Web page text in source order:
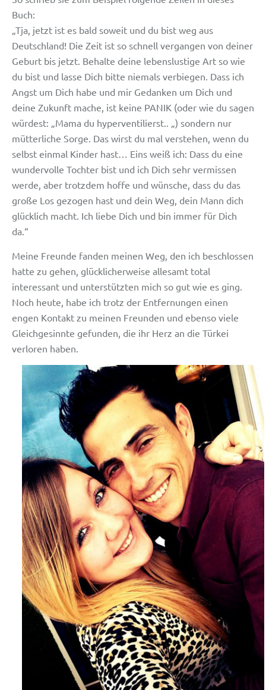
Buch:
„Tja, jetzt ist es bald soweit und du bist weg aus
Deutschland! Die Zeit ist so schnell vergangen von deiner
Geburt bis jetzt. Behalte deine lebenslustige Art so wie
du bist und lasse Dich bitte niemals verbiegen. Dass ich
Angst um Dich habe und mir Gedanken um Dich und
deine Zukunft mache, ist keine PANIK (oder wie du sagen
würdest: „Mama du hyperventilierst.. „) sondern nur
mütterliche Sorge. Das wirst du mal verstehen, wenn du
selbst einmal Kinder hast… Eins weiß ich: Dass du eine
wundervolle Tochter bist und ich Dich sehr vermissen
werde, aber trotzdem hoffe und wünsche, dass du das
große Los gezogen hast und dein Weg, dein Mann dich
glücklich macht. Ich liebe Dich und bin immer für Dich
da.“
Meine Freunde fanden meinen Weg, den ich beschlossen
hatte zu gehen, glücklicherweise allesamt total
interessant und unterstützten mich so gut wie es ging.
Noch heute, habe ich trotz der Entfernungen einen
engen Kontakt zu meinen Freunden und ebenso viele
Gleichgesinnte gefunden, die ihr Herz an die Türkei
verloren haben.